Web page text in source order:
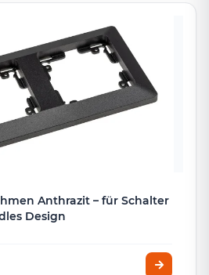
Anthrazit – für Schalter
Design